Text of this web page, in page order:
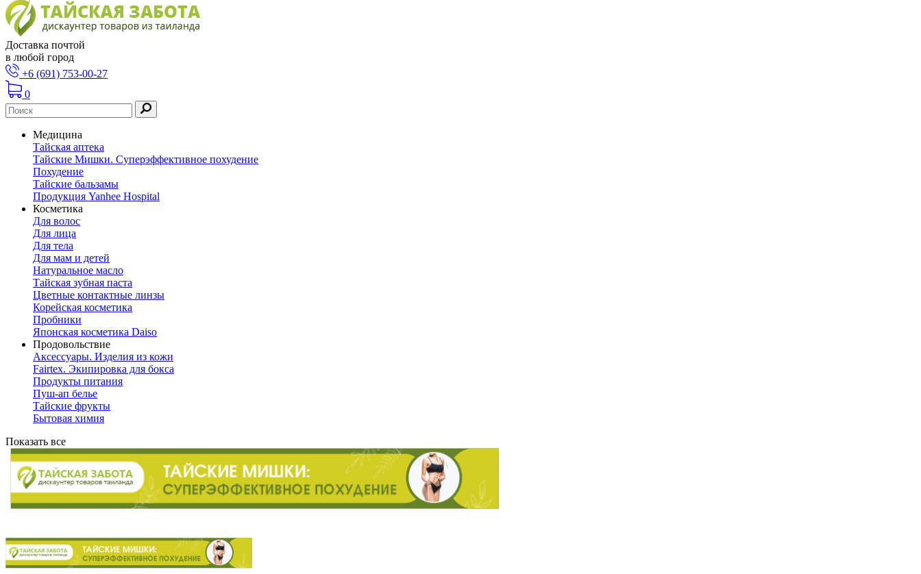
Доставка почтой
в любой город
+6 (691) 753-00-27
0
Медицина
Тайская аптека
Тайские Мишки. Суперэффективное похудение
Похудение
Тайские бальзамы
Продукция Yanhee Hospital
Косметика
Для волос
Для лица
Для тела
Для мам и детей
Натуральное масло
Тайская зубная паста
Цветные контактные линзы
Корейская косметика
Пробники
Японская косметика Daiso
Продовольствие
Аксессуары. Изделия из кожи
Fairtex. Экипировка для бокса
Продукты питания
Пуш-ап белье
Тайские фрукты
Бытовая химия
Показать все